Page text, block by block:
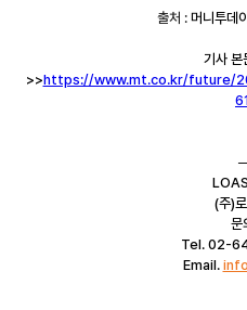
출처 : 머니투데
기사 본
>>https://www.mt.co.kr/future/
─
(주)
문
Tel. 02-
Email.